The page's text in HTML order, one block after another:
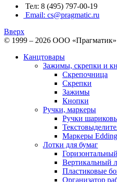
Тел: 8 (495) 797-00-19
Email: cs@pragmatic.ru
Вверх
© 1999 – 2026 ООО «Прагматик»
Канцтовары
Зажимы, скрепки и
Скрепочница
Скрепки
Зажимы
Кнопки
Ручки, маркеры
Ручки
Маркеры Edding
Лотки для бумаг
Вертикальный
Пластиковые
Организатор